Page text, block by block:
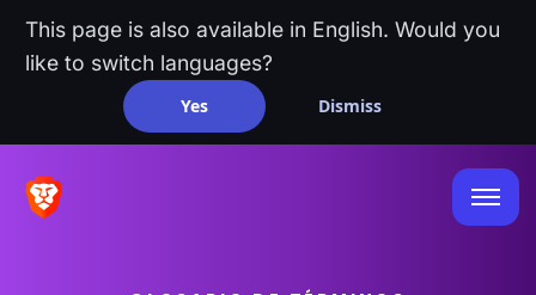
This page is also available in English. Would you
like to switch languages?
Yes Dismiss